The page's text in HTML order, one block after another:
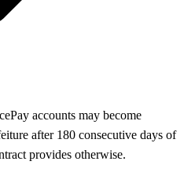
accounts may become
after 180 consecutive days of
provides otherwise.